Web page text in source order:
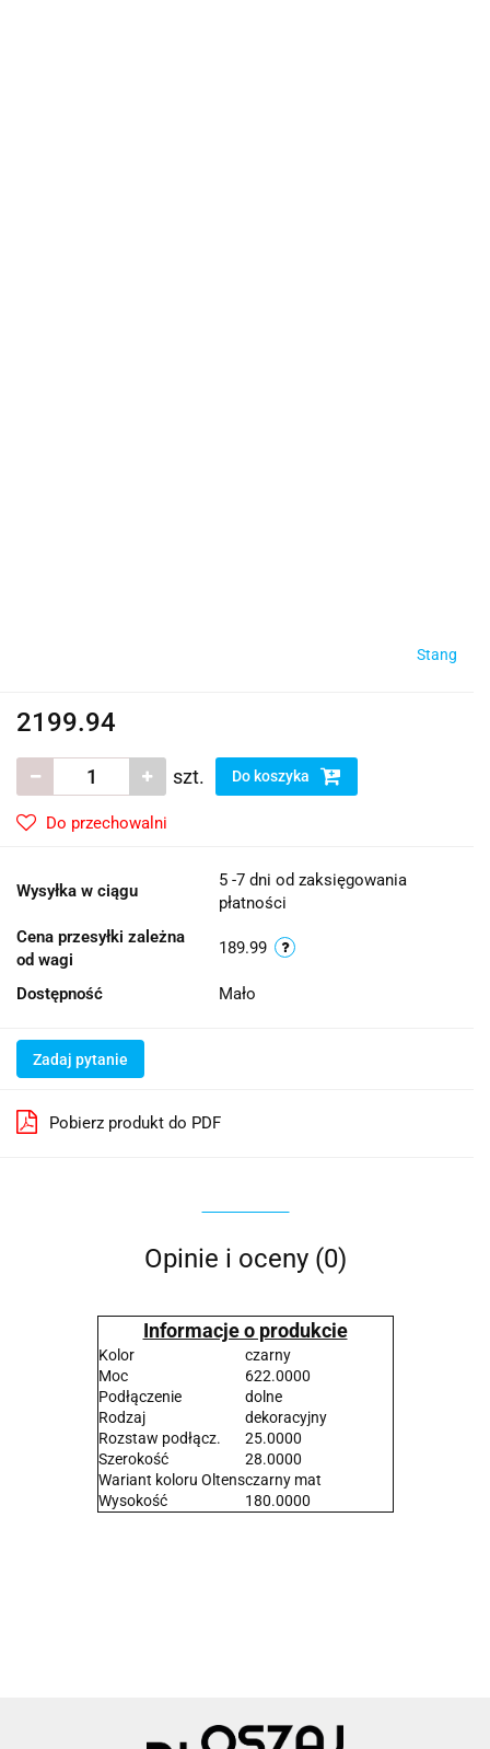
Stang
2199.94
szt. Do koszyka
Do przechowalni
Wysyłka w ciągu
5 -7 dni od zaksięgowania
płatności
Cena przesyłki zależna
od wagi
189.99
Dostępność Mało
Zadaj pytanie
Pobierz produkt do PDF
Opinie i oceny (0)
Informacje o produkcie
Kolor
czarny
Moc
622.0000
Podłączenie
dolne
Rodzaj
dekoracyjny
Rozstaw podłącz.
25.0000
Szerokość
28.0000
Wariant koloru Oltensczarny mat
Wysokość
180.0000